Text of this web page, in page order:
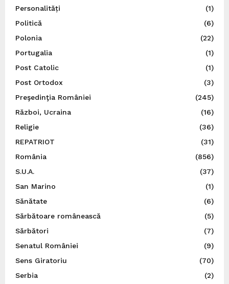
Personalități
(1)
Politică
(6)
Polonia
(22)
Portugalia
(1)
Post Catolic
(1)
Post Ortodox
(3)
Preşedinţia României
(245)
Război, Ucraina
(16)
Religie
(36)
REPATRIOT
(31)
România
(856)
S.U.A.
(37)
San Marino
(1)
Sănătate
(6)
Sărbătoare românească
(5)
Sărbători
(7)
Senatul României
(9)
Sens Giratoriu
(70)
Serbia
(2)